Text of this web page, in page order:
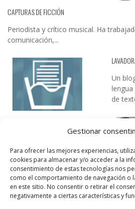
Gestionar
Para ofrecer las mejores experiencias,
cookies para almacenar y/o acceder a la
consentimiento de estas tecnologías nos
como el comportamiento de navegación o
en este sitio. No consentir o retirar el
negativamente a ciertas características y
CAPTURAS DE FICCIÓN
Periodista y crítico musical. Ha
comunicación,...
Un
de
DESIREE MARTÍN
…la realidad, es que cada día es más